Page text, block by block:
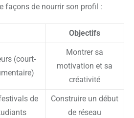
façons de nourrir son profil :
Objectifs
(court-
Montrer sa
motivation et sa
créativité
de
Construire un début
de réseau